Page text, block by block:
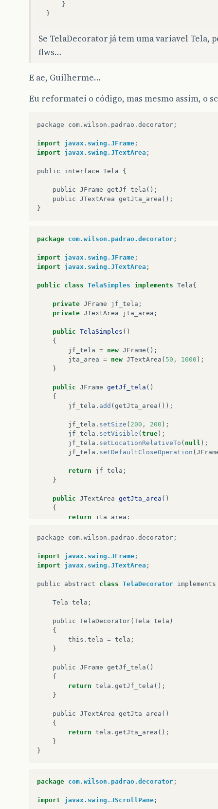
}
}
Se TelaDecorator já tem uma variavel Tela,
flws…
E ae, Guilherme…
Eu reformatei o código, mas mesmo assim, o
package com . wilson . padrao . decorator ;
import javax.swing.JFrame ;
import
javax.swing.JTextArea ;
public interface Tela {
public JFrame getJf_tela ();
public JTextArea getJta_area ();
}
package com.wilson.padrao.decorator ;
import javax.swing.JFrame ;
import
javax.swing.JTextArea ;
public class TelaSimples implements Tela{
private JFrame jf_tela ;
private JTextArea jta_area ;
public TelaSimples ()
{
jf_tela = new JFrame ();
jta_area = new JTextArea ( 50 , 1000 );
}
public JFrame getJf_tela ()
{
jf_tela . add ( getJta_area ());
jf_tela . setSize ( 200 , 200 );
jf_tela . setVisible ( true );
jf_tela . setLocationRelativeTo ( null );
jf_tela . setDefaultCloseOperation (
return jf_tela ;
}
public JTextArea getJta_area ()
{
return
jta_area ;
}
package com . wilson . padrao . decorator ;
import javax.swing.JFrame ;
import
javax.swing.JTextArea ;
public abstract class TelaDecorator implements
Tela tela ;
public TelaDecorator( Tela tela )
{
this . tela = tela ;
}
public JFrame getJf_tela ()
{
return tela . getJf_tela ();
}
public JTextArea getJta_area ()
{
return tela . getJta_area ();
}
}
package com.wilson.padrao.decorator ;
import javax.swing.JScrollPane ;